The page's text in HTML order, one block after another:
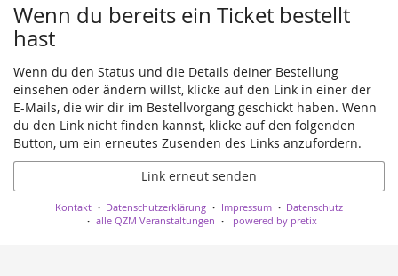
Wenn du bereits ein Ticket bestellt
hast
Wenn du den Status und die Details deiner Bestellung
einsehen oder ändern willst, klicke auf den Link in einer der
E-Mails, die wir dir im Bestellvorgang geschickt haben. Wenn
du den Link nicht finden kannst, klicke auf den folgenden
Button, um ein erneutes Zusenden des Links anzufordern.
Link erneut senden
Kontakt Datenschutzerklärung Impressum
Datenschutz
alle QZM Veranstaltungen
powered by pretix